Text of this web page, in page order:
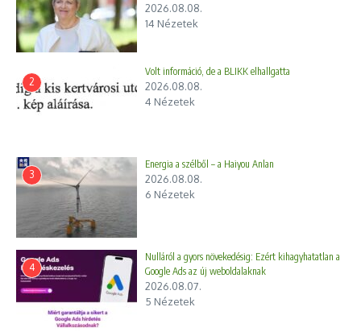
2024.11.25.
Csád – Orbán Gáspár víziója
2026.04.05.
Nyugdíjrendszer Magyarországon:
2026.08.08.
14 Nézetek
2
Volt információ, de a BLIKK elhallgatta
2026.08.08.
4 Nézetek
3
Energia a szélből – a Haiyou Anlan
2026.08.08.
6 Nézetek
4
Nulláról a gyors növekedésig: Ezért kihagyhatatlan a
Google Ads az új weboldalaknak
2026.08.07.
5 Nézetek